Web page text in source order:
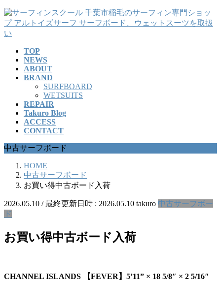
コ
ン
テ
ナ
ビ
ゲ
TOP
NEWS
ABOUT
BRAND
SURFBOARD
WETSUITS
REPAIR
Takuro Blog
ACCESS
CONTACT
中古サーフボード
HOME
中古サーフボード
お買い得中古ボード入荷
2026.05.10 / 最終更新日時 : 2026.05.10 takuro 中古サーフボー
ド
お買い得中古ボード入荷
CHANNEL ISLANDS 【FEVER】5’11” × 18 5/8″ × 2 5/16″